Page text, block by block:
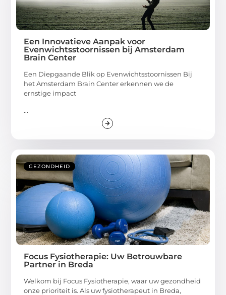
Een Innovatieve Aanpak voor
Evenwichtsstoornissen bij Amsterdam
Brain Center
Een Diepgaande Blik op Evenwichtsstoornissen Bij
het Amsterdam Brain Center erkennen we de
ernstige impact
...
GEZONDHEID
Focus Fysiotherapie: Uw Betrouwbare
Partner in Breda
Welkom bij Focus Fysiotherapie, waar uw gezondheid
onze prioriteit is. Als uw fysiotherapeut in Breda,